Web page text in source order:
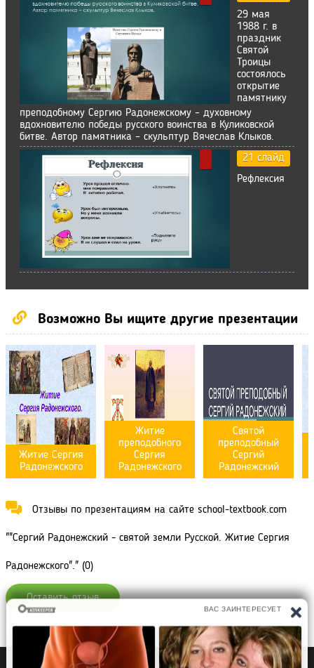
29 мая
1988 г. в
праздник
Святой
Троицы
состоялось
открытие
памятнику
преподобному Сергию Радонежскому – духовному
вдохновителю победы русского воинства в Куликовской
битве. Автор памятника – скульптур Вячеслав Клыков.
21 слайд
Рефлексия
Возможно Вы ищите другие презентации
Житие Сергия
Радонежского
Житие
преподобного
Сергия
Радонежского
Святой
преподобный
Сергий
Радонежский
Отзывы по презентациям на сайте school-textbook.com
""Сергий Радонежский - святой земли Русской. Житие Сергия
Радонежского"." (0)
Оставить отзыв